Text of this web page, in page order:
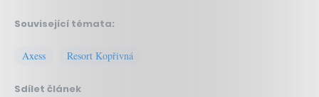
Související témata:
Axess Resort Kopřivná
Sdílet článek